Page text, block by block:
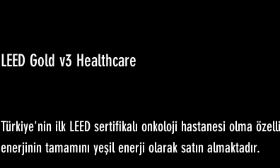
LEED Gold v3 Healthcare
Türkiye'nin ilk LEED sertifikalı onkoloji hastanesi olma
enerjinin tamamını yeşil enerji olarak satın almaktadır.